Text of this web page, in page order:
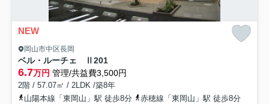
NEW
岡山市中区長岡
ベル・ルーチェ Ⅱ 201
6.7万円 管理/共益費3,500円
2階 / 57.07㎡ / 2LDK /築8年
山陽本線「東岡山」駅 徒歩8分
赤穂線「東岡山」駅 徒歩8分